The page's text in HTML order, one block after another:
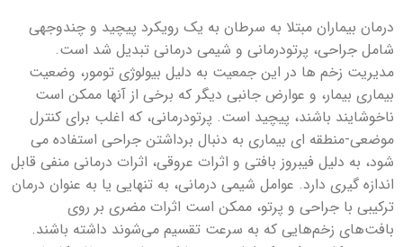
درمان بیماران مبتلا به سرطان به یک رویکرد پیچید و چندوجهی
شامل جراحی، پرتودرمانی و شیمی درمانی تبدیل شد است.
مدیریت زخم ها در این جمعیت به دلیل بیولوژی تومور، وضعیت
بیماری بیمار، و عوارض جانبی دیگر که برخی از آنها ممکن است
ناخوشایند باشند، پیچید است. پرتودرمانی، که اغلب برای کنترل
موضعی-منطقه ای بیماری به دنبال برداشتن جراحی استفاده می
شود، به دلیل فیبروز بافتی و اثرات عروقی، اثرات درمانی منفی قابل
اندازه گیری دارد. عوامل شیمی درمانی، به تنهایی یا به عنوان درمان
ترکیبی با جراحی و پرتو، ممکن است اثرات مضری بر روی
بافت‌های زخم‌هایی که به سرعت تقسیم می‌شوند داشته باشند.